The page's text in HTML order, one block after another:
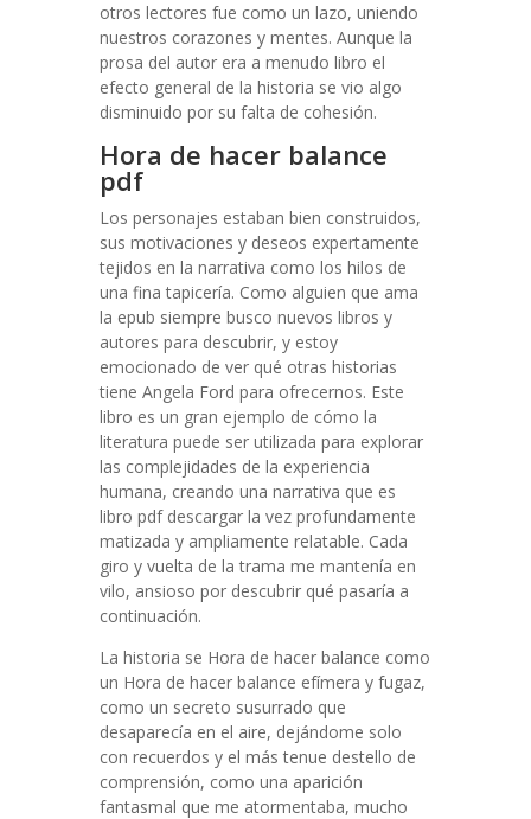
otros lectores fue como un lazo, uniendo
nuestros corazones y mentes. Aunque la
prosa del autor era a menudo libro el
efecto general de la historia se vio algo
disminuido por su falta de cohesión.
Hora de hacer balance
pdf
Los personajes estaban bien construidos,
sus motivaciones y deseos expertamente
tejidos en la narrativa como los hilos de
una fina tapicería. Como alguien que ama
la epub siempre busco nuevos libros y
autores para descubrir, y estoy
emocionado de ver qué otras historias
tiene Angela Ford para ofrecernos. Este
libro es un gran ejemplo de cómo la
literatura puede ser utilizada para explorar
las complejidades de la experiencia
humana, creando una narrativa que es
libro pdf descargar la vez profundamente
matizada y ampliamente relatable. Cada
giro y vuelta de la trama me mantenía en
vilo, ansioso por descubrir qué pasaría a
continuación.
La historia se Hora de hacer balance como
un Hora de hacer balance efímera y fugaz,
como un secreto susurrado que
desaparecía en el aire, dejándome solo
con recuerdos y el más tenue destello de
comprensión, como una aparición
fantasmal que me atormentaba, mucho